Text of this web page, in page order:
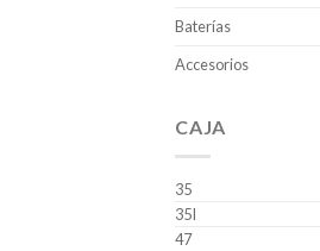
Baterías
Accesorios
CAJA
35
35I
47